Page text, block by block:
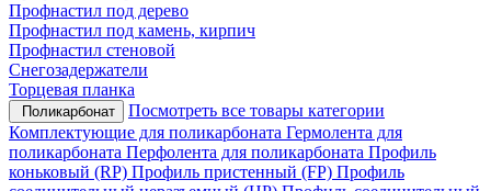
Профнастил под дерево
Профнастил под камень, кирпич
Профнастил стеновой
Снегозадержатели
Торцевая планка
Поликарбонат
Посмотреть все товары категории
Комплектующие для поликарбоната Гермолента для
поликарбоната Перфолента для поликарбоната Профиль
коньковый (RP) Профиль пристенный (FP) Профиль